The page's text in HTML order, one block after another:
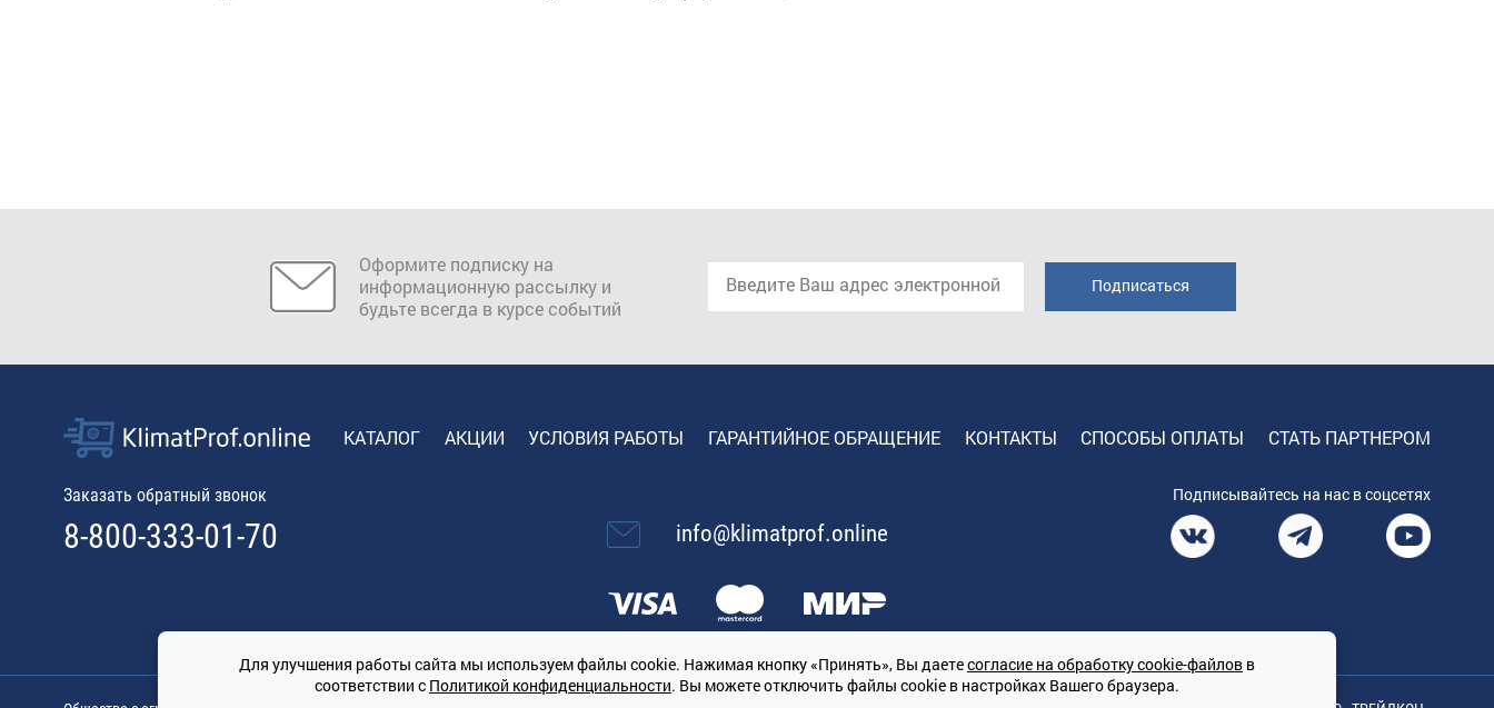
Оформите подписку на
информационную рассылку и
будьте всегда в курсе событий
КАТАЛОГ АКЦИИ УСЛОВИЯ РАБОТЫ ГАРАНТИЙНОЕ ОБРАЩЕНИЕ КОНТАКТЫ СПОСОБЫ ОПЛАТЫ СТАТЬ ПАРТНЕРОМ
Заказать обратный звонок
8-800-333-01-70 info@klimatprof.online
Подписывайтесь на нас в соцсетях
Для улучшения работы сайта мы используем файлы cookie. Нажимая кнопку «Принять», Вы даетесогласие на обработку cookie-файлов в
соответствии с Политикой конфиденциальности. Вы можете отключить файлы cookie в настройках Вашего браузера.